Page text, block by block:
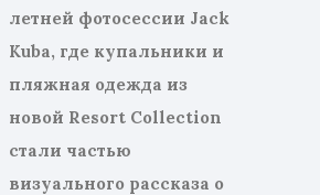
летней фотосессии Jack
Kuba, где купальники и
пляжная одежда из
новой Resort Collection
стали частью
визуального рассказа о